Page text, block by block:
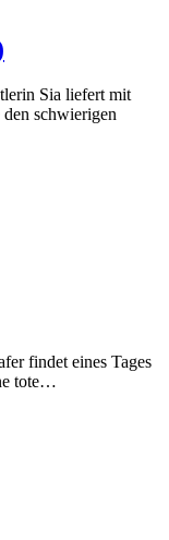
Sia liefert mit
schwierigen
findet eines Tages
tote…